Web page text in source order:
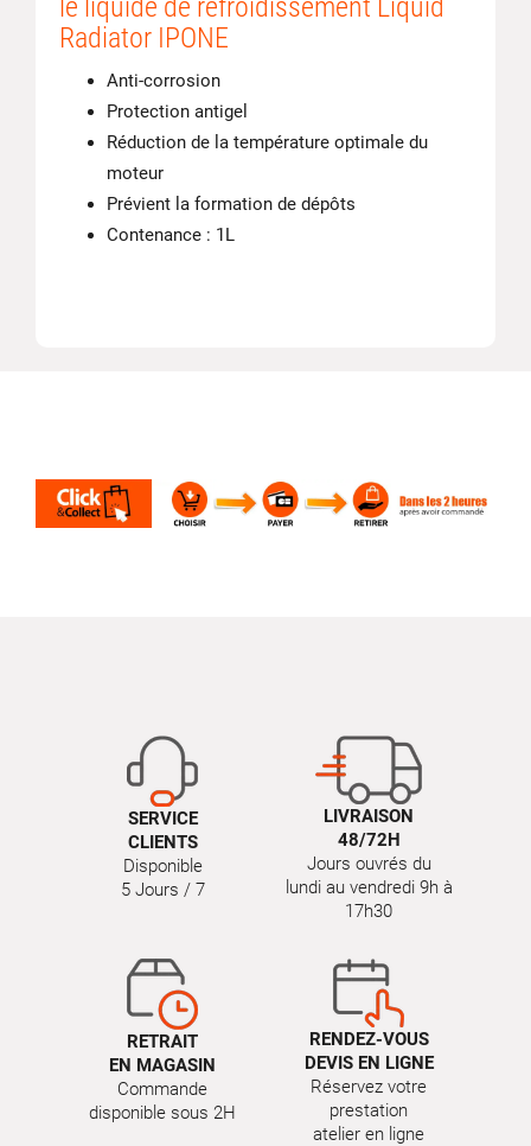
le liquide de refroidissement Liquid
Radiator IPONE
Anti-corrosion
Protection antigel
Réduction de la température optimale du
moteur
Prévient la formation de dépôts
Contenance : 1L
SERVICE
CLIENTS
Disponible
5 Jours / 7
LIVRAISON
48/72H
Jours ouvrés du
lundi au vendredi 9h à
17h30
RETRAIT
EN MAGASIN
Commande
disponible sous 2H
RENDEZ-VOUS
DEVIS EN LIGNE
Réservez votre
prestation
atelier en ligne